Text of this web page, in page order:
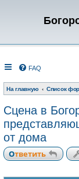
FAQ
На главную Список
Сцена в
от дома
Ответить